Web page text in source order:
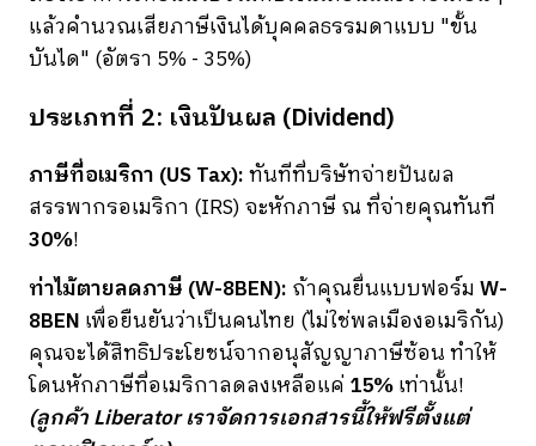
แล้วคำนวณเสียภาษีเงินได้บุคคลธรรมดาแบบ "ขั้น
บันได" (อัตรา 5% - 35%)
ประเภทที่ 2: เงินปันผล (Dividend)
ภาษีที่อเมริกา (US Tax):ทันทีที่บริษัทจ่ายปันผล
สรรพากรอเมริกา (IRS) จะหักภาษี ณ ที่จ่ายคุณทันที
30%!
ท่าไม้ตายลดภาษี (W-8BEN): ถ้าคุณยื่นแบบฟอร์ม W-
8BEN เพื่อยืนยันว่าเป็นคนไทย (ไม่ใช่พลเมืองอเมริกัน)
คุณจะได้สิทธิประโยชน์จากอนุสัญญาภาษีซ้อน ทำให้
โดนหักภาษีที่อเมริกาลดลงเหลือแค่15%เท่านั้น!
(ลูกค้า Liberator เราจัดการเอกสารนี้ให้ฟรีตั้งแต่